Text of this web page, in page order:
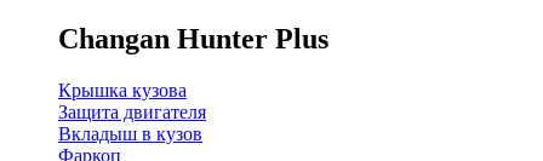
Changan Hunter Plus
Крышка кузова
Защита двигателя
Вкладыш в кузов
Фаркоп